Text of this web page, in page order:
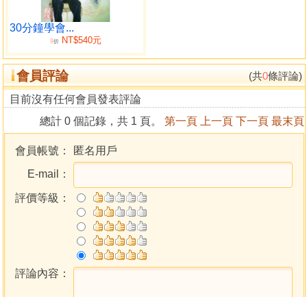
30分鐘學會...
9折NT$540元
會員評論 (共0條評論)
目前沒有任何會員發表評論
總計 0 個記錄，共 1 頁。 第一頁 上一頁 下一頁 最末頁
會員帳號：
匿名用戶
E-mail：
評價等級：
評論內容：